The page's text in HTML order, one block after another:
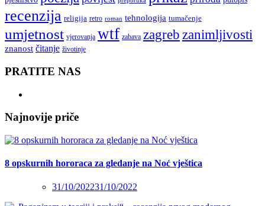
recenzija religija retro roman tehnologija tumačenje
umjetnost vjerovanja wtf zabava zagreb zanimljivosti
znanost čitanje životinje
PRATITE NAS
Najnovije priče
8 opskurnih hororaca za gledanje na Noć vještica
31/10/202231/10/2022